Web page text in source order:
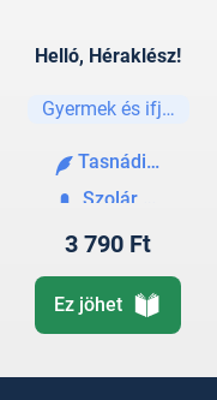
Helló, Héraklész!
Gyermek és ifjúsági
Tasnádi István
Szolár Tibor
3 790 Ft
Ez jöhet